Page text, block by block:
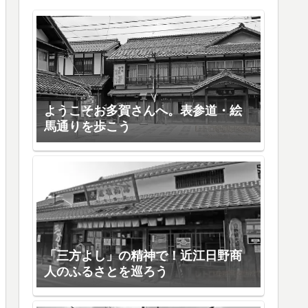
ようこそお多賀さんへ。表参道・絵
馬通りを歩こう
「三方よし」の精神で！近江日野商
人のふるさとを巡ろう